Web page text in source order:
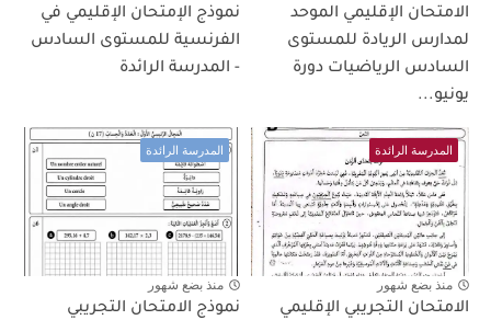
الامتحان الإقليمي الموحد
لمدارس الريادة للمستوى
السادس الرياضيات دورة
يونيو...
نموذج الإمتحان الإقليمي في
الفرنسية للمستوى السادس
- المدرسة الرائدة
المدرسة الرائدة
منذ بضع شهور
الامتحان التجريبي الإقليمي
المدرسة الرائدة
منذ بضع شهور
نموذج الامتحان التجريبي